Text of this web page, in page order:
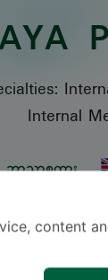
Internal
ဘာသာစကား
content